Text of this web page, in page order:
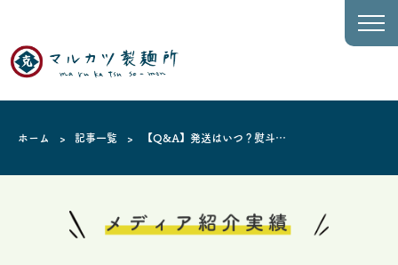
ホーム 記事一覧
【Q&A】発送はいつ？熨斗